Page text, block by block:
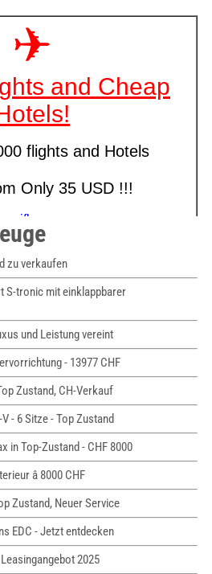
zu verkaufen
S-tronic mit einklappbarer
und Leistung vereint
- 13977 CHF
Zustand, CH-Verkauf
- 6 Sitze - Top Zustand
in Top-Zustand - CHF 8000
â 8000 CHF
Zustand, Neuer Service
EDC - Jetzt entdecken
2025